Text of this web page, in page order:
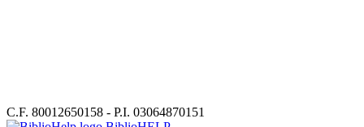
C.F. 80012650158 - P.I. 03064870151